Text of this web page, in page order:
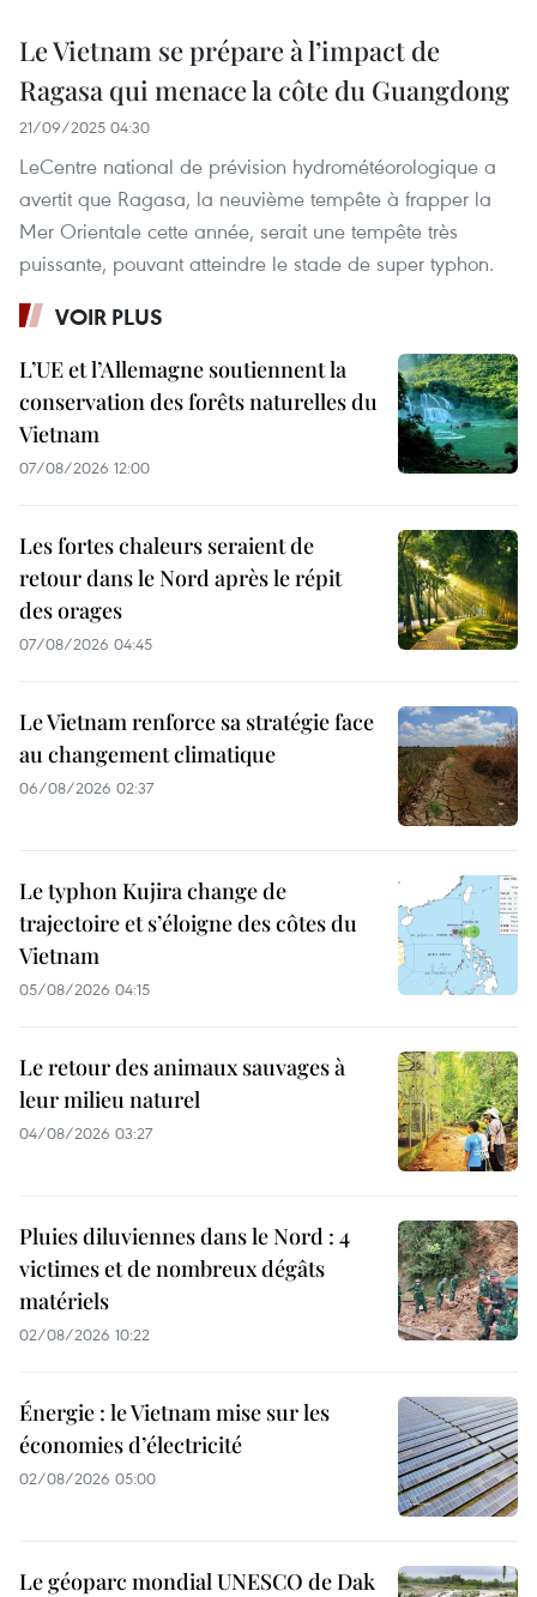
Le Vietnam se prépare à l’impact de
Ragasa qui menace la côte du Guangdong
21/09/2025 04:30
LeCentre national de prévision hydrométéorologique a
avertit que Ragasa, la neuvième tempête à frapper la
Mer Orientale cette année, serait une tempête très
puissante, pouvant atteindre le stade de super typhon.
VOIR PLUS
L’UE et l’Allemagne soutiennent la
conservation des forêts naturelles du
Vietnam
07/08/2026 12:00
Les fortes chaleurs seraient de
retour dans le Nord après le répit
des orages
07/08/2026 04:45
Le Vietnam renforce sa stratégie face
au changement climatique
06/08/2026 02:37
Le typhon Kujira change de
trajectoire et s’éloigne des côtes du
Vietnam
05/08/2026 04:15
Le retour des animaux sauvages à
leur milieu naturel
04/08/2026 03:27
Pluies diluviennes dans le Nord : 4
victimes et de nombreux dégâts
matériels
02/08/2026 10:22
Énergie : le Vietnam mise sur les
économies d’électricité
02/08/2026 05:00
Le géoparc mondial UNESCO de Dak